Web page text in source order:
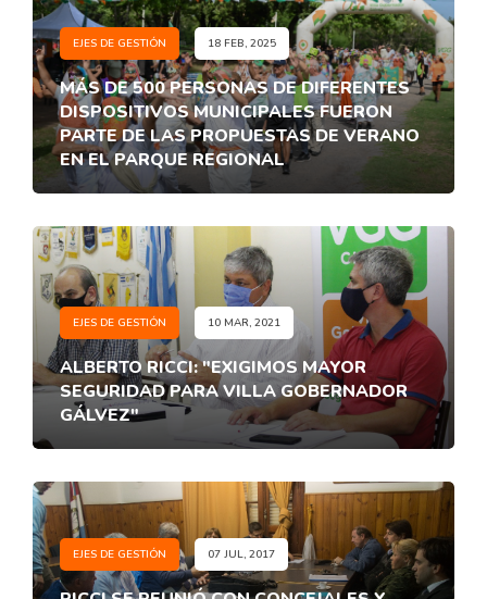
EJES DE GESTIÓN 18 FEB, 2025
MÁS DE 500 PERSONAS DE DIFERENTES
DISPOSITIVOS MUNICIPALES FUERON
PARTE DE LAS PROPUESTAS DE VERANO
EN EL PARQUE REGIONAL
EJES DE GESTIÓN 10 MAR, 2021
ALBERTO RICCI: "EXIGIMOS MAYOR
SEGURIDAD PARA VILLA GOBERNADOR
GÁLVEZ"
EJES DE GESTIÓN 07 JUL, 2017